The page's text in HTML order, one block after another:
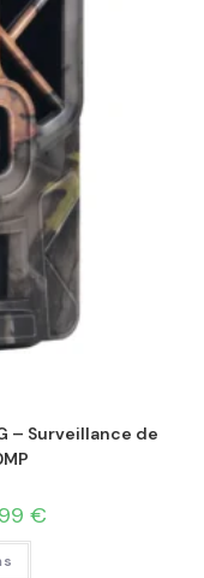
– Surveillance de
€